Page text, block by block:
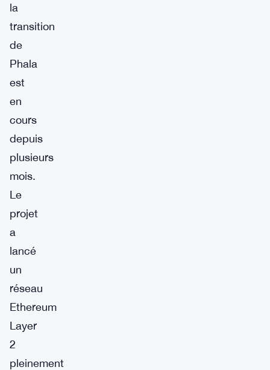
la
transition
de
Phala
est
en
cours
depuis
plusieurs
mois.
Le
projet
a
lancé
un
réseau
Ethereum
Layer
2
pleinement